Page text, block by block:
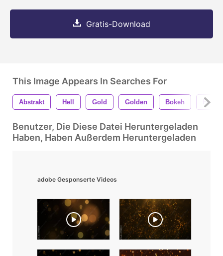
Gratis-Download
This Image Appears In Searches For
Abstrakt Hell Gold Golden Bokeh Feier
Benutzer, Die Diese Datei Heruntergeladen
Haben, Haben Außerdem Heruntergeladen
adobe Gesponserte Videos